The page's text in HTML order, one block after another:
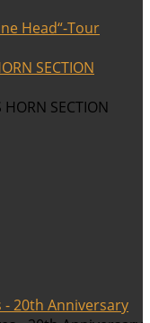
Head“-Tour
SECTION
- 20th Anniversary